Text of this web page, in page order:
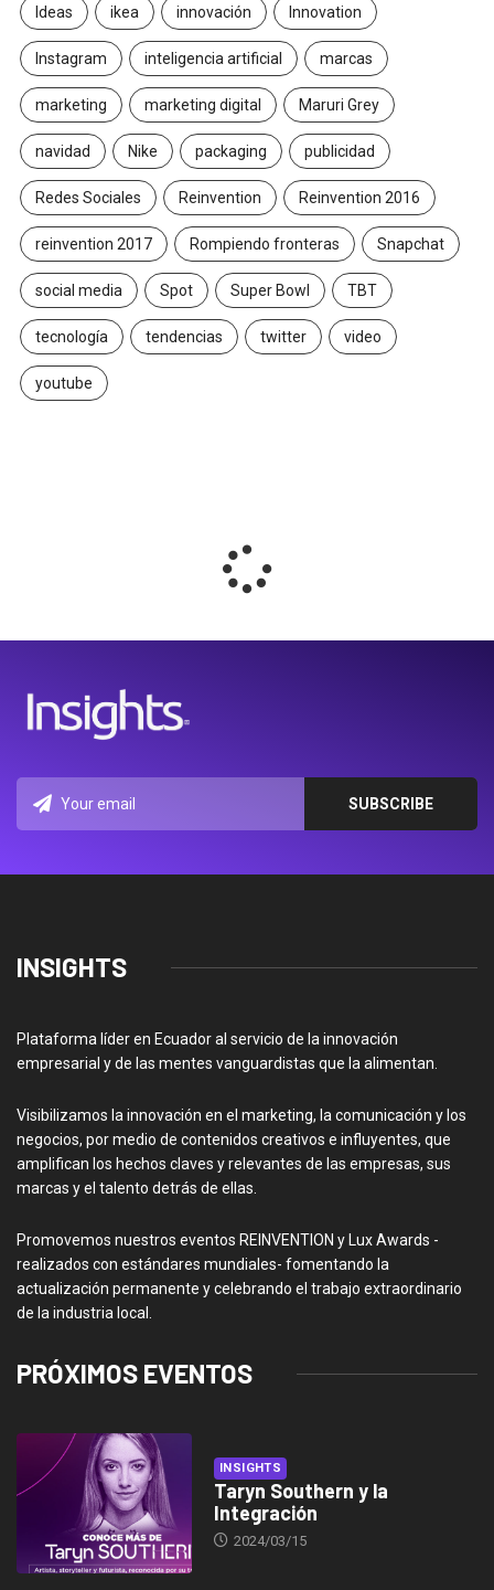
Ideas ikea innovación Innovation
Instagram inteligencia artificial marcas
marketing marketing digital Maruri Grey
navidad Nike packaging publicidad
Redes Sociales Reinvention Reinvention 2016
reinvention 2017 Rompiendo fronteras Snapchat
social media Spot Super Bowl TBT
tecnología tendencias twitter video
youtube
INSIGHTS
Plataforma líder en Ecuador al servicio de la innovación
empresarial y de las mentes vanguardistas que la alimentan.
Visibilizamos la innovación en el marketing, la comunicación y los
negocios, por medio de contenidos creativos e influyentes, que
amplifican los hechos claves y relevantes de las empresas, sus
marcas y el talento detrás de ellas.
Promovemos nuestros eventos REINVENTION y Lux Awards -
realizados con estándares mundiales- fomentando la
actualización permanente y celebrando el trabajo extraordinario
de la industria local.
PRÓXIMOS EVENTOS
INSIGHTS
Taryn Southern y la
Integración
2024/03/15